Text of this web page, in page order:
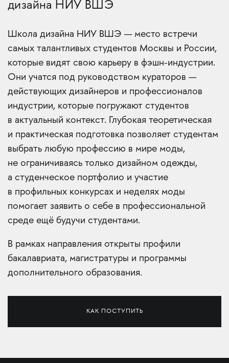
дизайна НИУ ВШЭ
Школа дизайна НИУ ВШЭ — место встречи
самых талантливых студентов Москвы и России,
которые видят свою карьеру в фэшн-индустрии.
Они учатся под руководством кураторов —
действующих дизайнеров и профессионалов
индустрии, которые погружают студентов
в актуальный контекст. Глубокая теоретическая
и практическая подготовка позволяет студентам
выбрать любую профессию в мире моды,
не ограничиваясь только дизайном одежды,
а студенческое портфолио и участие
в профильных конкурсах и неделях моды
помогает заявить о себе в профессиональной
среде ещё будучи студентами.
В рамках направления открыты профили
бакалавриата, магистратуры и программы
дополнительного образования.
КАК ПОСТУПИТЬ